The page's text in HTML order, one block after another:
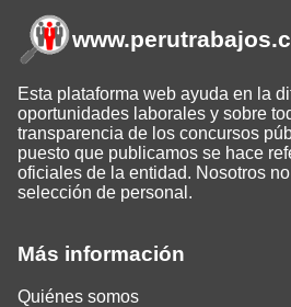
Más información
Quiénes somos
www.perutrabajos
Esta plataforma web ayuda en la
oportunidades laborales y sobre
transparencia de los concursos
puesto que publicamos se hace
oficiales de la entidad. Nosotros
selección de personal.